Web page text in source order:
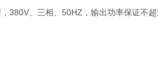
380V、三相、50HZ，输出功率保证不